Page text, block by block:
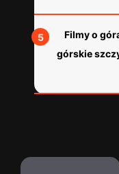
Filmy o
górskie